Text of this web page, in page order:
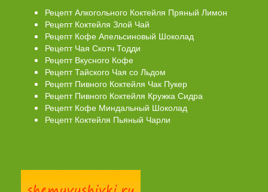
Рецепт Алкогольного Коктейля Пряный Лимон
Рецепт Коктейля Злой Чай
Рецепт Кофе Апельсиновый Шоколад
Рецепт Чая Скотч Тодди
Рецепт Вкусного Кофе
Рецепт Тайского Чая со Льдом
Рецепт Пивного Коктейля Чак Пукер
Рецепт Пивного Коктейля Кружка Сидра
Рецепт Кофе Миндальный Шоколад
Рецепт Коктейля Пьяный Чарли